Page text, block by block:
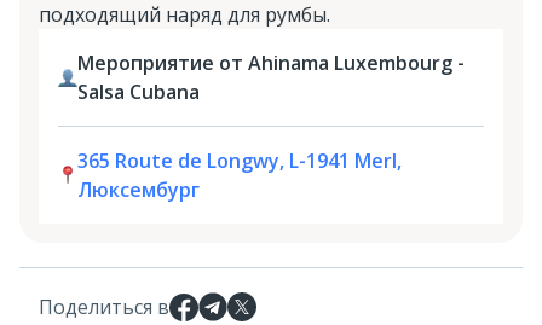
подходящий наряд для румбы.
Мероприятие от Ahinama Luxembourg -
Salsa Cubana
365 Route de Longwy, L-1941 Merl,
Люксембург
Поделиться в